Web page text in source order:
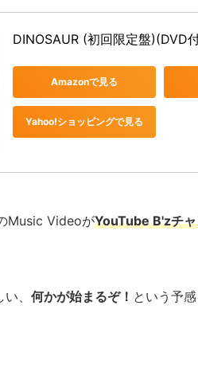
DINOSAUR (初回限定盤)(DVD
Amazonで見る
Yahoo!ショッピングで見る
Music VideoがYouTube B'zチ
、 何かが始まるぞ！ という予